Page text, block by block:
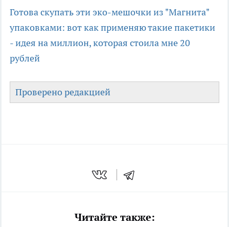
Готова скупать эти эко-мешочки из "Магнита"
упаковками: вот как применяю такие пакетики
- идея на миллион, которая стоила мне 20
рублей
Проверено редакцией
Читайте также: